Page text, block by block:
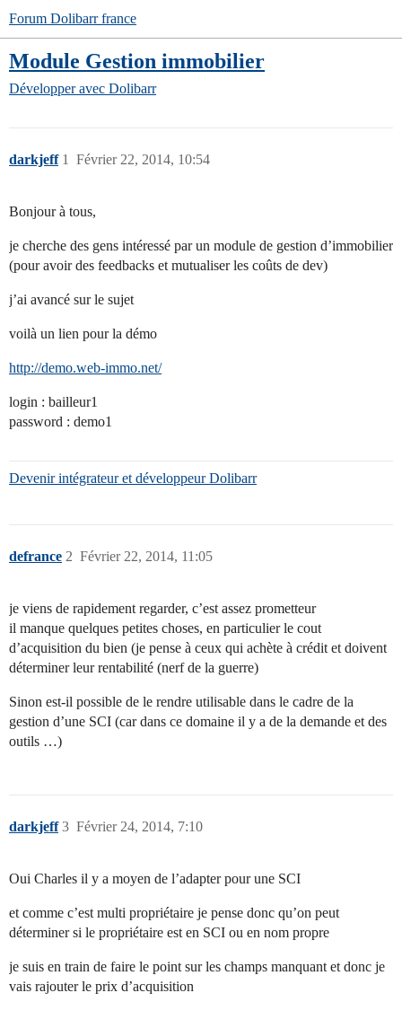
Forum Dolibarr france
Module Gestion immobilier
Développer avec Dolibarr
darkjeff Février 22, 2014, 10:54
1
Bonjour à tous,
je cherche des gens intéressé par un module de gestion d’immobilier
(pour avoir des feedbacks et mutualiser les coûts de dev)
j’ai avancé sur le sujet
voilà un lien pour la démo
http://demo.web-immo.net/
login : bailleur1
password : demo1
Devenir intégrateur et développeur Dolibarr
defrance Février 22, 2014, 11:05
2
je viens de rapidement regarder, c’est assez prometteur
il manque quelques petites choses, en particulier le cout
d’acquisition du bien (je pense à ceux qui achète à crédit et doivent
déterminer leur rentabilité (nerf de la guerre)
Sinon est-il possible de le rendre utilisable dans le cadre de la
gestion d’une SCI (car dans ce domaine il y a de la demande et des
outils …)
darkjeff Février 24, 2014, 7:10
3
Oui Charles il y a moyen de l’adapter pour une SCI
et comme c’est multi propriétaire je pense donc qu’on peut
déterminer si le propriétaire est en SCI ou en nom propre
je suis en train de faire le point sur les champs manquant et donc je
vais rajouter le prix d’acquisition